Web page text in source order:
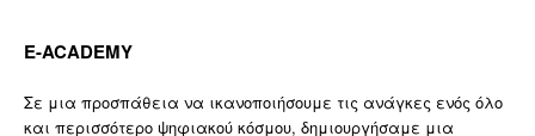
E-ACADEMY
Σε μια προσπάθεια να ικανοποιήσουμε τις ανάγκες ενός όλο
και περισσότερο ψηφιακού κόσμου, δημιουργήσαμε μια